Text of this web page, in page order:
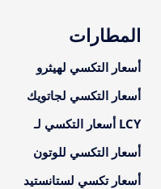
المطارات
أسعار التكسي لهيثرو
أسعار التكسي لجاتويك
LCY أسعار التكسي لـ
أسعار التكسي للوتون
أسعار تكسي لستانستيد